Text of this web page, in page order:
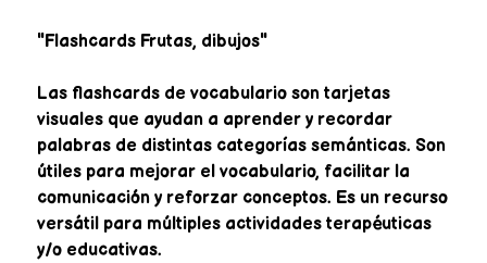
"Flashcards Frutas, dibujos"
Las flashcards de vocabulario son tarjetas
visuales que ayudan a aprender y recordar
palabras de distintas categorías semánticas. Son
útiles para mejorar el vocabulario, facilitar la
comunicación y reforzar conceptos. Es un recurso
versátil para múltiples actividades terapéuticas
y/o educativas.